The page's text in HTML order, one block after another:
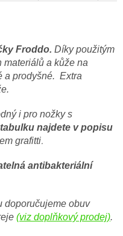
Froddo. Díky použitým
materiálů a kůže na
a prodyšné. Extra
i pro nožky s
najdete v popisu
grafitti.
antibakteriální
doporučujeme obuv
(viz doplňkový prodej).